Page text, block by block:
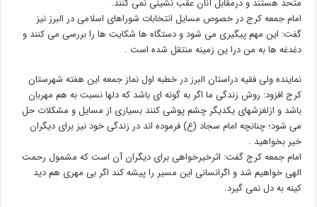
متحد هستند و درمقابل آنان عقب نشینی نمی کنند.
امام جمعه کرج در خصوص مسایل انتخابات شوراهای اسلامی در البرز نیز
گفت: این مهم پیگیری می شود و دستگاه ها شکایت ها را بررسی می کنند و
دغدغه ها به من درا ین زمینه منتقل شده است .
نماینده ولی فقیه دراستان البرز در خطبه اول نماز جمعه این هفته شهرستان
کرج افزود: روش زندگی ما اگر به گونه ای باشد که دلها نسبت به هم مهربان
باشد و ازلغزشهای یکدیگر چشم پوشی کنند بسیاری از مسایل و مشکلات حل
می شود؛ چنانچه امام سجاد (ع) فرموده اند در زندگی خود نیز برای دیگران
خیر بخواهید .
امام جمعه کرج گفت: اثرخیرخواهی برای دیگران آن است که مشمول رحمت
الهی خواهیم شد و اگرانسانی این مسیر را پیشه کند اگر بی مهری هم دید
کینه به دل نمی گیرد.